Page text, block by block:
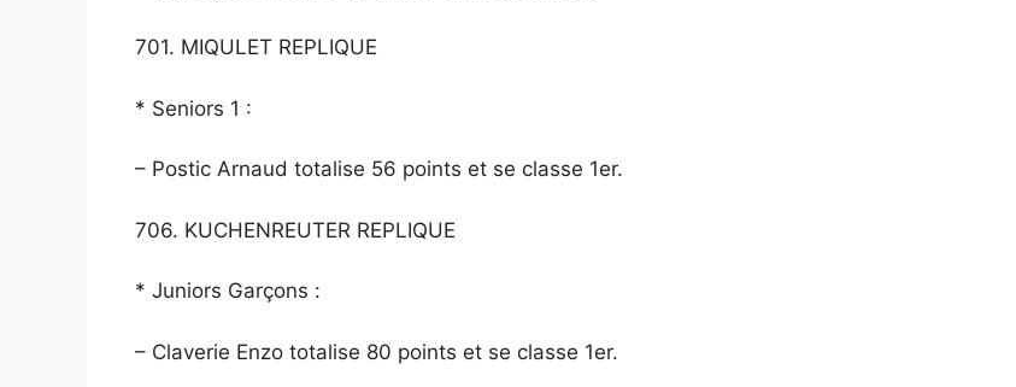
701. MIQULET REPLIQUE
* Seniors 1 :
– Postic Arnaud totalise 56 points et se classe 1er.
706. KUCHENREUTER REPLIQUE
* Juniors Garçons :
– Claverie Enzo totalise 80 points et se classe 1er.